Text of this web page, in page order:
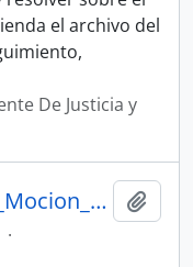
el archivo del
De Justicia y
002_An-Grkf-2025-0005-M_Mocion_03-07-25, Sesion 008 Justicia y Estructura del Estado
·